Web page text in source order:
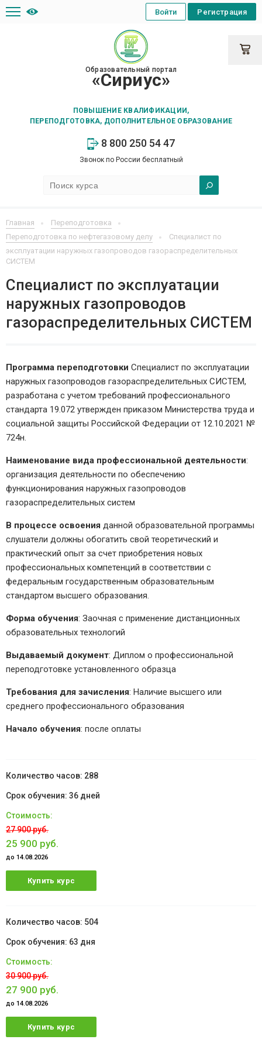
Образовательный портал
«Сириус»
ПОВЫШЕНИЕ КВАЛИФИКАЦИИ,
ПЕРЕПОДГОТОВКА, ДОПОЛНИТЕЛЬНОЕ ОБРАЗОВАНИЕ
8 800 250 54 47
Звонок по России бесплатный
Регистрация
Войти
Главная
Переподготовка
Переподготовка по нефтегазовому делу
Специалист по
эксплуатации наружных газопроводов газораспределительных
СИСТЕМ
Специалист по эксплуатации
наружных газопроводов
газораспределительных СИСТЕМ
Программа переподготовки Специалист по эксплуатации
наружных газопроводов газораспределительных СИСТЕМ,
разработана с учетом требований профессионального
стандарта 19.072 утвержден приказом Министерства труда и
социальной защиты Российской Федерации от 12.10.2021 №
724н.
Наименование вида профессиональной деятельности:
организация деятельности по обеспечению
функционирования наружных газопроводов
газораспределительных систем
В процессе освоения данной образовательной программы
слушатели должны обогатить свой теоретический и
практический опыт за счет приобретения новых
профессиональных компетенций в соответствии с
федеральным государственным образовательным
стандартом высшего образования.
Форма обучения: Заочная с применение дистанционных
образовательных технологий
Выдаваемый документ: Диплом о профессиональной
переподготовке установленного образца
Требования для зачисления: Наличие высшего или
среднего профессионального образования
Начало обучения: после оплаты
288
36 дней
27 900 руб.
25 900 руб.
до 14.08.2026
Купить курс
504
63 дня
30 900 руб.
27 900 руб.
до 14.08.2026
Купить курс